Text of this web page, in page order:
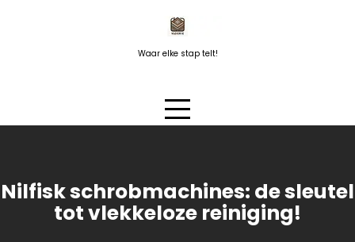
Waar elke stap telt!
Nilfisk schrobmachines: de sleutel
tot vlekkeloze reiniging!